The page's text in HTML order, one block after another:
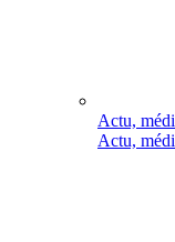
Actu,
Actu,